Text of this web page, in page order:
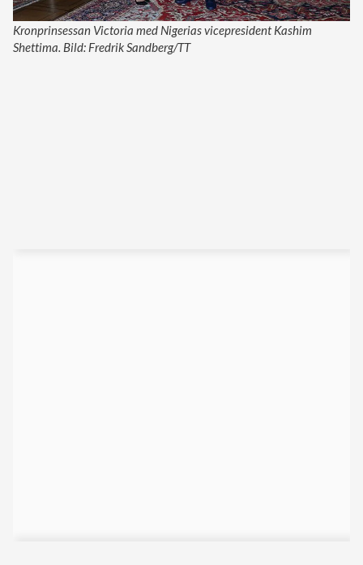
Kronprinsessan Victoria med Nigerias vicepresident Kashim
Shettima. Bild: Fredrik Sandberg/TT